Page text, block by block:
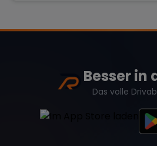
Besser in
Das volle